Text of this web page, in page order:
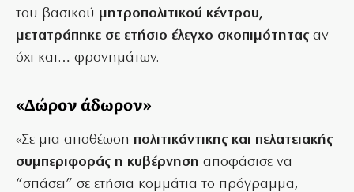
του βασικού μητροπολιτικού κέντρου,
μετατράπηκε σε ετήσιο έλεγχο σκοπιμότητας αν
όχι και… φρονημάτων.
«Δώρον άδωρον»
«Σε μια αποθέωση πολιτικάντικης και πελατειακής
συμπεριφοράς η κυβέρνηση αποφάσισε να
“σπάσει” σε ετήσια κομμάτια το πρόγραμμα,